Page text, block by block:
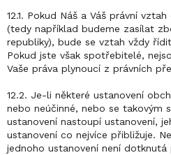
12.1. Pokud Náš a Váš právní
(tedy například budeme zasílat
republiky), bude se vztah vždy
Pokud jste však spotřebitelé,
Vaše práva plynoucí z právních
12.2. Je-li některé ustanovení
nebo neúčinné, nebo se takovým
ustanovení nastoupí ustanovení,
ustanovení co nejvíce přibližuje.
jednoho ustanovení není